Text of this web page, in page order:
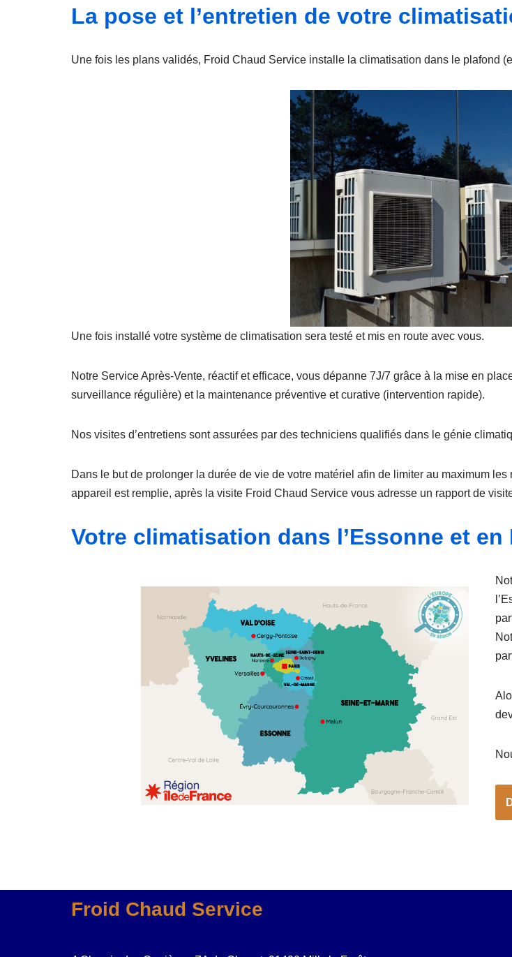
La pose et l’entretien de votre
Une fois les plans validés, Froid Chaud Service installe la climatisation dans le plafond
Une fois installé votre système de climatisation sera testé et mis en route avec vous.
Notre Service Après-Vente, réactif et efficace, vous dépanne 7J/7 grâce à la mise en
surveillance régulière) et la maintenance préventive et curative (intervention rapide).
Nos visites d’entretiens sont assurées par des techniciens qualifiés dans le génie
Dans le but de prolonger la durée de vie de votre matériel afin de limiter au maximum
appareil est remplie, après la visite Froid Chaud Service vous adresse un rapport de
Votre climatisation dans l’Essonne et en
Froid Chaud Service